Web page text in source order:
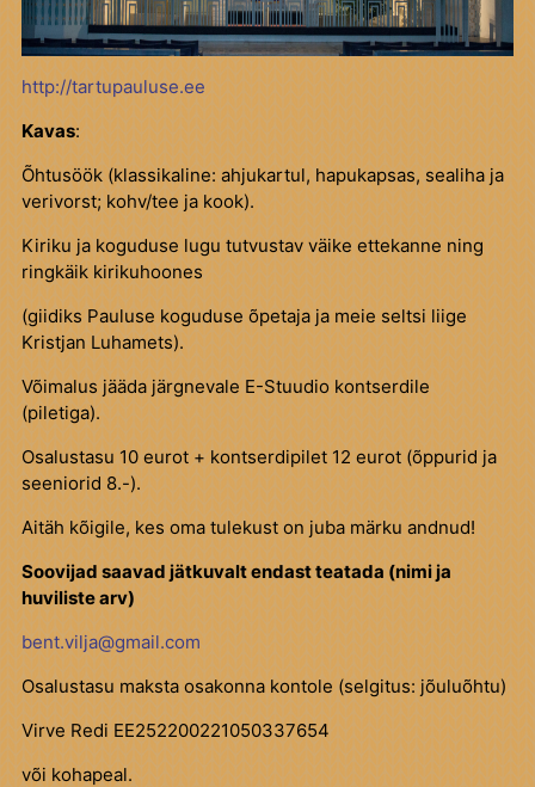
http://tartupauluse.ee
Kavas:
Õhtusöök (klassikaline: ahjukartul, hapukapsas, sealiha ja
verivorst; kohv/tee ja kook).
Kiriku ja koguduse lugu tutvustav väike ettekanne ning
ringkäik kirikuhoones
(giidiks Pauluse koguduse õpetaja ja meie seltsi liige
Kristjan Luhamets).
Võimalus jääda järgnevale E-Stuudio kontserdile
(piletiga).
Osalustasu 10 eurot + kontserdipilet 12 eurot (õppurid ja
seeniorid 8.-).
Aitäh kõigile, kes oma tulekust on juba märku andnud!
Soovijad saavad jätkuvalt endast teatada (nimi ja
huviliste arv)
bent.vilja@gmail.com
Osalustasu maksta osakonna kontole (selgitus: jõuluõhtu)
Virve Redi EE252200221050337654
või kohapeal.